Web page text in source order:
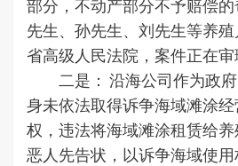
部分，不动产部分不予赔偿
先生、孙先生、刘先生等养
省高级人民法院，案件正在审
二是： 沿海公司作为政府
身未依法取得诉争海域滩涂
权，违法将海域滩涂租赁给
恶人先告状，以诉争海域使